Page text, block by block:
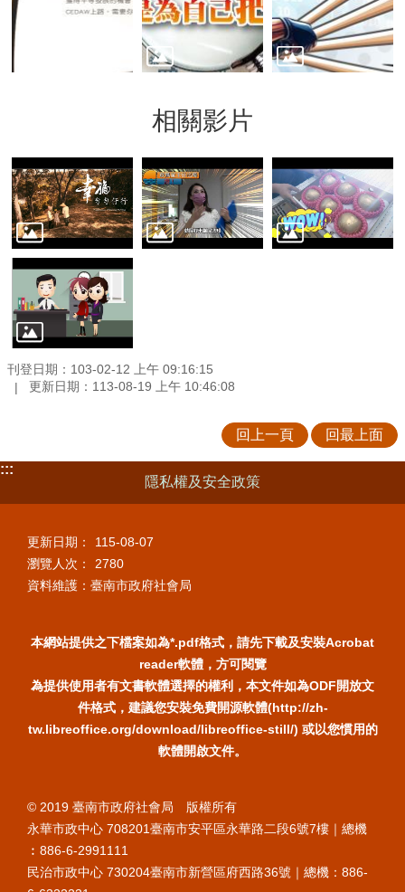
相關影片
刊登日期：103-02-12 上午 09:16:15
更新日期：113-08-19 上午 10:46:08
回上一頁 回最上面
:::
隱私權及安全政策
更新日期：
115-08-07
瀏覽人次：
2780
資料維護：臺南市政府社會局
本網站提供之下檔案如為*.pdf格式，請先下載及安裝Acrobat
reader軟體，方可閱覽
為提供使用者有文書軟體選擇的權利，本文件如為ODF開放文
件格式，建議您安裝免費開源軟體(http://zh-
tw.libreoffice.org/download/libreoffice-still/) 或以您慣用的
軟體開啟文件。
© 2019 臺南市政府社會局 版權所有
永華市政中心 708201臺南市安平區永華路二段6號7樓｜總機
︰886-6-2991111
民治市政中心 730204臺南市新營區府西路36號｜總機：886-